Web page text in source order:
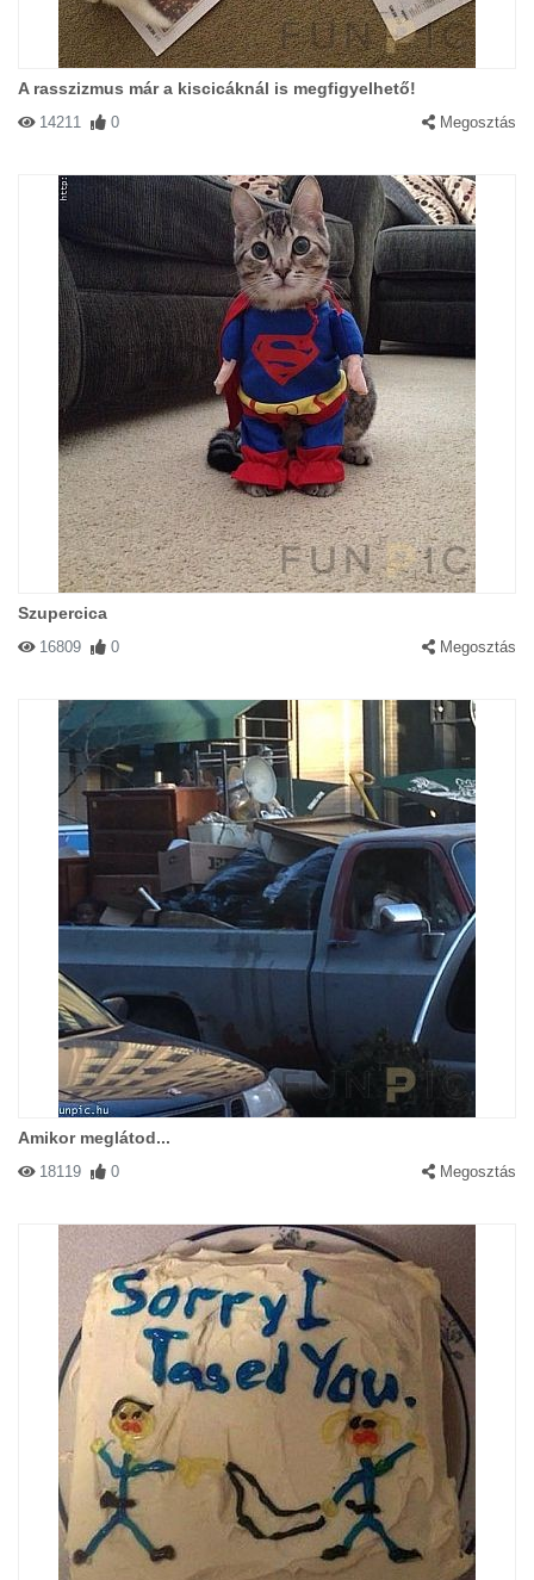
A rasszizmus már a kiscicáknál is megfigyelhető!
14211 0 Megosztás
Szupercica
16809 0 Megosztás
Amikor meglátod...
18119 0 Megosztás